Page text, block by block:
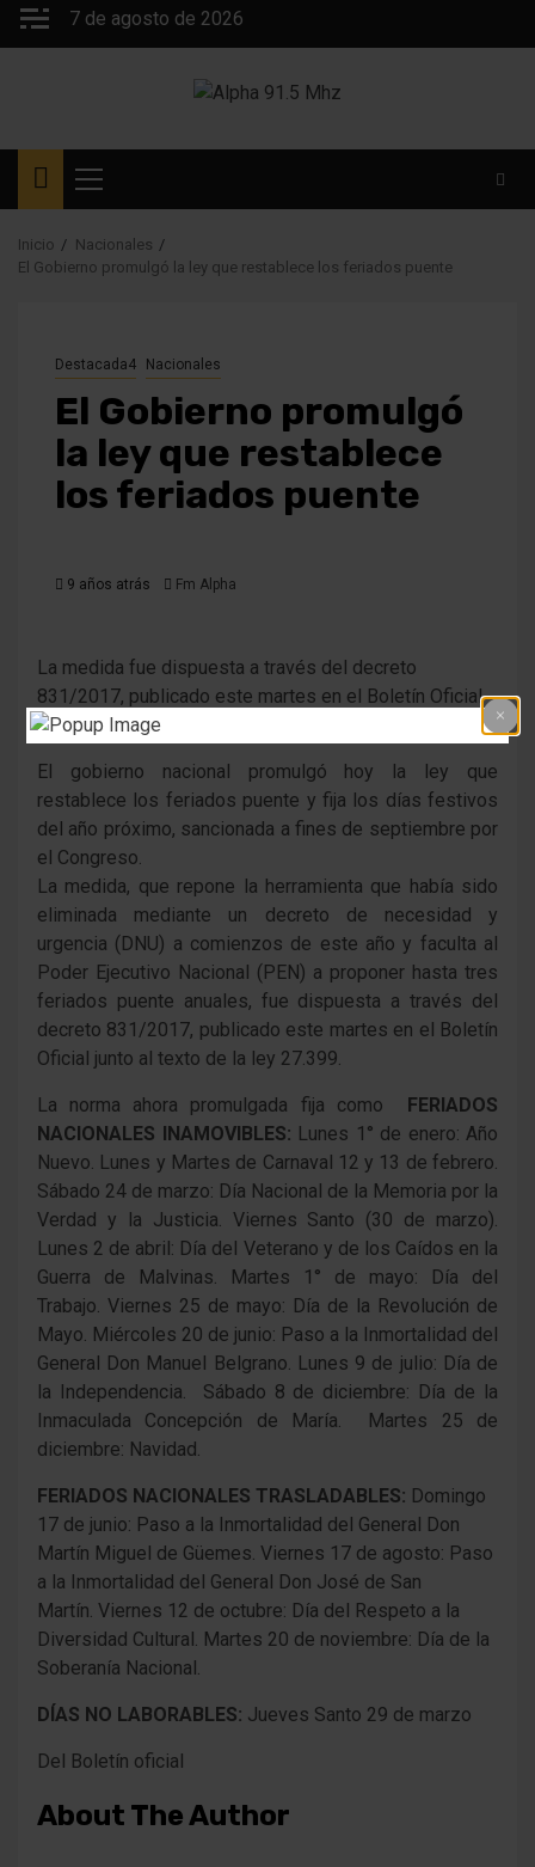
Saltar
7 de agosto de 2026
Menú
principal
Inicio
Nacionales
El Gobierno promulgó la ley que restablece los feriados puente
Destacada4 Nacionales
El Gobierno promulgó
la ley que restablece
los feriados puente
9 años atrás Fm Alpha
La medida fue dispuesta a través del decreto
831/2017, publicado este martes en el Boletín Oficial
junto al texto de la ley 27.399.
El gobierno nacional promulgó hoy la ley que
restablece los feriados puente y fija los días festivos
del año próximo, sancionada a fines de septiembre por
el Congreso.
La medida, que repone la herramienta que había sido
eliminada mediante un decreto de necesidad y
urgencia (DNU) a comienzos de este año y faculta al
Poder Ejecutivo Nacional (PEN) a proponer hasta tres
feriados puente anuales, fue dispuesta a través del
decreto 831/2017, publicado este martes en el Boletín
Oficial junto al texto de la ley 27.399.
La norma ahora promulgada fija como FERIADOS
NACIONALES INAMOVIBLES: Lunes 1° de enero: Año
Nuevo. Lunes y Martes de Carnaval 12 y 13 de febrero.
Sábado 24 de marzo: Día Nacional de la Memoria por la
Verdad y la Justicia. Viernes Santo (30 de marzo).
Lunes 2 de abril: Día del Veterano y de los Caídos en la
Guerra de Malvinas. Martes 1° de mayo: Día del
Trabajo. Viernes 25 de mayo: Día de la Revolución de
Mayo. Miércoles 20 de junio: Paso a la Inmortalidad del
General Don Manuel Belgrano. Lunes 9 de julio: Día de
la Independencia. Sábado 8 de diciembre: Día de la
Inmaculada Concepción de María. Martes 25 de
diciembre: Navidad.
FERIADOS NACIONALES TRASLADABLES: Domingo
17 de junio: Paso a la Inmortalidad del General Don
Martín Miguel de Güemes. Viernes 17 de agosto: Paso
a la Inmortalidad del General Don José de San
Martín. Viernes 12 de octubre: Día del Respeto a la
Diversidad Cultural. Martes 20 de noviembre: Día de la
Soberanía Nacional.
DÍAS NO LABORABLES: Jueves Santo 29 de marzo
Del Boletín oficial
About The Author